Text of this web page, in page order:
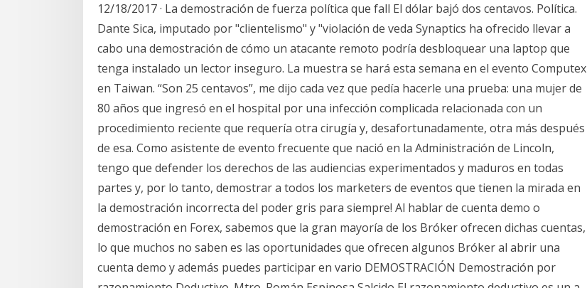
12/18/2017 · La demostración de fuerza política que fall El dólar bajó dos centavos. Política.
Dante Sica, imputado por "clientelismo" y "violación de veda Synaptics ha ofrecido llevar a
cabo una demostración de cómo un atacante remoto podría desbloquear una laptop que
tenga instalado un lector inseguro. La muestra se hará esta semana en el evento Computex
en Taiwan. “Son 25 centavos”, me dijo cada vez que pedía hacerle una prueba: una mujer de
80 años que ingresó en el hospital por una infección complicada relacionada con un
procedimiento reciente que requería otra cirugía y, desafortunadamente, otra más después
de esa. Como asistente de evento frecuente que nació en la Administración de Lincoln,
tengo que defender los derechos de las audiencias experimentados y maduros en todas
partes y, por lo tanto, demostrar a todos los marketers de eventos que tienen la mirada en
la demostración incorrecta del poder gris para siempre! Al hablar de cuenta demo o
demostración en Forex, sabemos que la gran mayoría de los Bróker ofrecen dichas cuentas,
lo que muchos no saben es las oportunidades que ofrecen algunos Bróker al abrir una
cuenta demo y además puedes participar en vario DEMOSTRACIÓN Demostración por